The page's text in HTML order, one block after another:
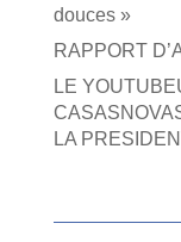
douces »
RAPPORT
LE
LA